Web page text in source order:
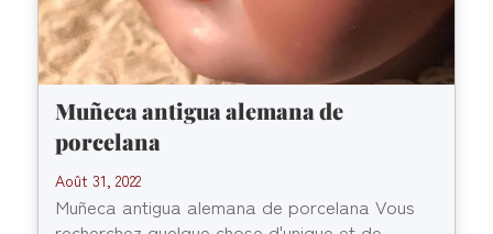
Muñeca antigua alemana de
porcelana
Août 31, 2022
Muñeca antigua alemana de porcelana Vous